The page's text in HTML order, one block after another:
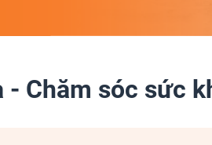
- Chăm sóc sức